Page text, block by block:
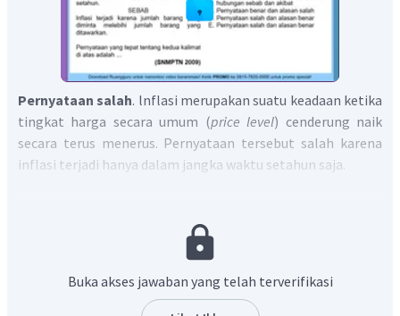
Pernyataan salah. lnflasi merupakan suatu keadaan ketika
tingkat harga secara umum (price level) cenderung naik
secara terus menerus. Pernyataan tersebut salah karena
inflasi terjadi hanya dalam jangka waktu setahun saja.
agregat terhadap barang dan jasa yang tidak diikuti
kenaikan jumlah barang yang ditawarkan.
salah dan alasan benar
Buka akses jawaban yang telah terverifikasi